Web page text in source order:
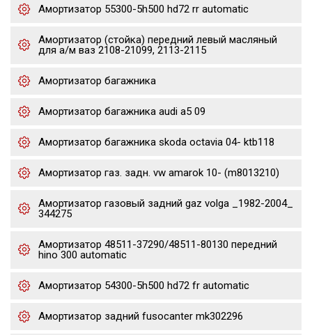
Амортизатор 55300-5h500 hd72 rr automatic
Амортизатор (стойка) передний левый масляный
для а/м ваз 2108-21099, 2113-2115
Амортизатор багажника
Амортизатор багажника audi a5 09
Амортизатор багажника skoda octavia 04- ktb118
Амортизатор газ. задн. vw amarok 10- (m8013210)
Амортизатор газовый задний gaz volga _1982-2004_
344275
Амортизатор 48511-37290/48511-80130 передний
hino 300 automatic
Амортизатор 54300-5h500 hd72 fr automatic
Амортизатор задний fusocanter mk302296